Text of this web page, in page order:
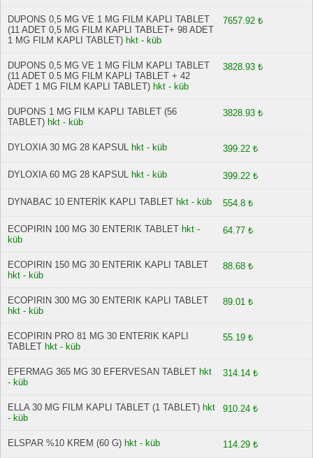
DUPONS 0,5 MG VE 1 MG FILM KAPLI TABLET
(11 ADET 0,5 MG FILM KAPLI TABLET+ 98 ADET
1 MG FILM KAPLI TABLET) hkt - küb
7657.92 ₺
DUPONS 0,5 MG VE 1 MG FİLM KAPLI TABLET
(11 ADET 0.5 MG FILM KAPLI TABLET + 42
ADET 1 MG FILM KAPLI TABLET) hkt - küb
3828.93 ₺
DUPONS 1 MG FILM KAPLI TABLET (56
TABLET) hkt - küb
3828.93 ₺
DYLOXIA 30 MG 28 KAPSUL hkt - küb 399.22 ₺
DYLOXIA 60 MG 28 KAPSUL hkt - küb 399.22 ₺
DYNABAC 10 ENTERİK KAPLI TABLET hkt - küb 554.8 ₺
ECOPIRIN 100 MG 30 ENTERIK TABLET hkt -
küb
64.77 ₺
ECOPIRIN 150 MG 30 ENTERIK KAPLI TABLET
hkt - küb
88.68 ₺
ECOPIRIN 300 MG 30 ENTERIK KAPLI TABLET
hkt - küb
89.01 ₺
ECOPIRIN PRO 81 MG 30 ENTERIK KAPLI
TABLET hkt - küb
55.19 ₺
EFERMAG 365 MG 30 EFERVESAN TABLET hkt
- küb
314.14 ₺
ELLA 30 MG FILM KAPLI TABLET (1 TABLET) hkt
- küb
910.24 ₺
ELSPAR %10 KREM (60 G) hkt - küb 114.29 ₺